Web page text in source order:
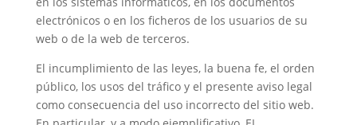
electrónicos o en los ficheros de los usuarios de su
web o de la web de terceros.
El incumplimiento de las leyes, la buena fe, el orden
público, los usos del tráfico y el presente aviso legal
como consecuencia del uso incorrecto del sitio web.